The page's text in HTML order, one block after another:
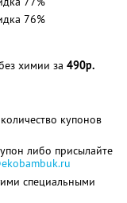
76%
химии за 490р.
купонов
либо присылайте
специальными